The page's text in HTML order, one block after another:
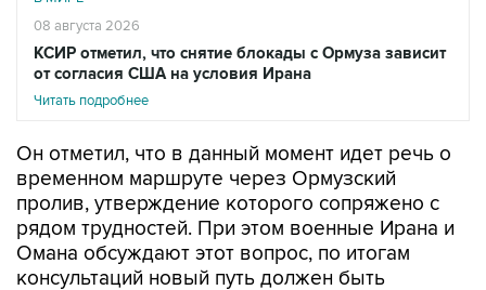
КСИР отметил, что снятие блокады с Ормуза зависит
от согласия США на условия Ирана
Читать подробнее
Он отметил, что в данный момент идет речь о
пролив, утверждение которого сопряжено с
рядом трудностей. При этом военные Ирана и
Омана обсуждают этот вопрос, по итогам
консультаций новый путь должен быть
определен.